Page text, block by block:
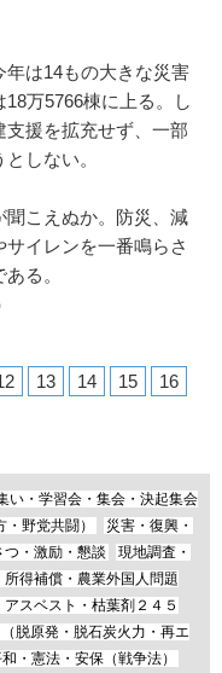
は14もの大きな災害
万5766棟に上る。し
援を拡充せず、一部
しない。
こえぬか。防災、減
イレンを一番鳴らさ
る。
13 14 15
16
い・学習会・集会・決起集会
野党共闘）
災害・復興・
つ・激励・懇談
現地調査・
所得補償・農業外国人問題
スベスト・枯葉剤２４５
脱原発・脱石炭火力・再エ
・憲法・安保（戦争法）